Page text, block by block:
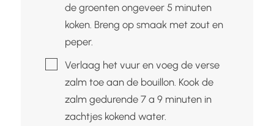
de groenten ongeveer 5 minuten
koken. Breng op smaak met zout en
peper.
▢Verlaag het vuur en voeg de verse
zalm toe aan de bouillon. Kook de
zalm gedurende 7 a 9 minuten in
zachtjes kokend water.